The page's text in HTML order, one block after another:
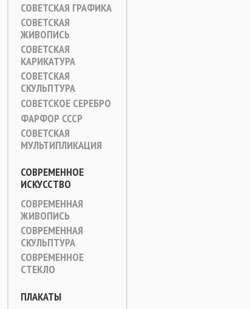
СОВЕТСКАЯ ГРАФИКА
СОВЕТСКАЯ
ЖИВОПИСЬ
СОВЕТСКАЯ
КАРИКАТУРА
СОВЕТСКАЯ
СКУЛЬПТУРА
СОВЕТСКОЕ СЕРЕБРО
ФАРФОР СССР
СОВЕТСКАЯ
МУЛЬТИПЛИКАЦИЯ
СОВРЕМЕННОЕ
ИСКУССТВО
СОВРЕМЕННАЯ
ЖИВОПИСЬ
СОВРЕМЕННАЯ
СКУЛЬПТУРА
СОВРЕМЕННОЕ
СТЕКЛО
ПЛАКАТЫ